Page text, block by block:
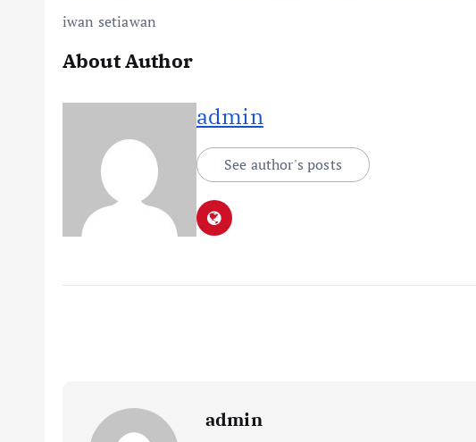
iwan setiawan
About Author
admin
See author's posts
admin